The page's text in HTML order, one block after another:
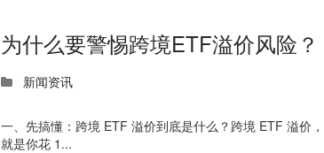
为什么要警惕跨境ETF溢价风险？
新闻资讯
一、先搞懂：跨境 ETF 溢价到底是什么？跨境 ETF 溢价
就是你花 1...